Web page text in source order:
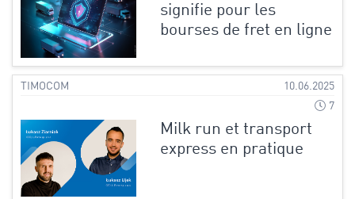
signifie pour les
bourses de fret en ligne
TIMOCOM
10.06.2025
7
Milk run et transport
express en pratique